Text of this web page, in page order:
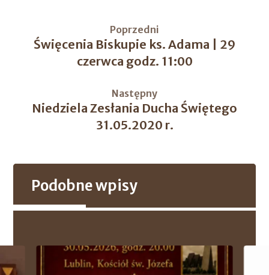
Poprzedni
Święcenia Biskupie ks. Adama | 29
czerwca godz. 11:00
Następny
Niedziela Zesłania Ducha Świętego
31.05.2020 r.
Podobne wpisy